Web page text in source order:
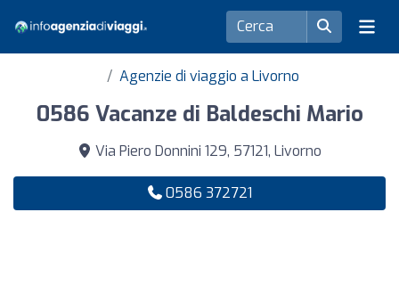
Agenzie di viaggio a Livorno
0586 Vacanze di Baldeschi Mario
Via Piero Donnini 129, 57121, Livorno
0586 372721